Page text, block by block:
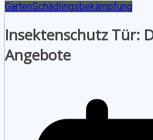
GartenSchädlingsbekämpfung
Insektenschutz Tür:
Angebote